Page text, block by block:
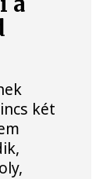
két